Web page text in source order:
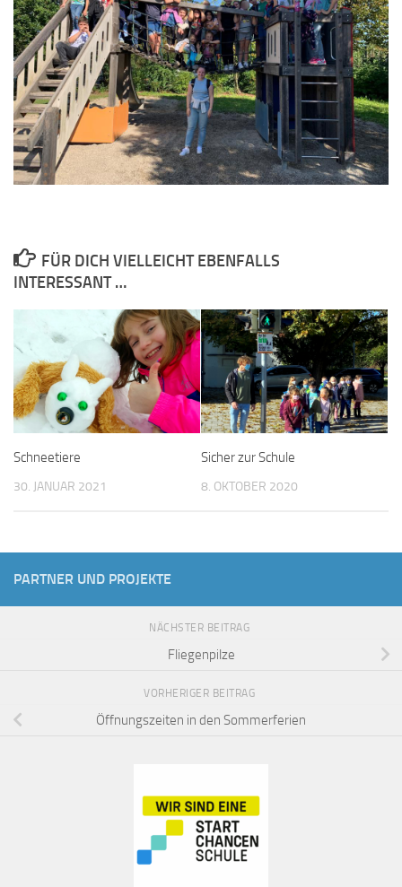
FÜR DICH VIELLEICHT EBENFALLS
INTERESSANT …
Schneetiere
30. JANUAR 2021
Sicher zur Schule
8. OKTOBER 2020
PARTNER UND PROJEKTE
NÄCHSTER BEITRAG
Fliegenpilze
VORHERIGER BEITRAG
Öffnungszeiten in den Sommerferien